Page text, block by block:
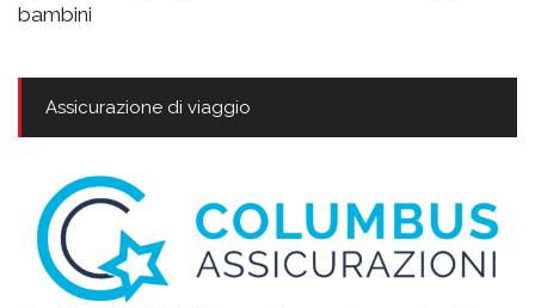
bambini
Assicurazione di viaggio